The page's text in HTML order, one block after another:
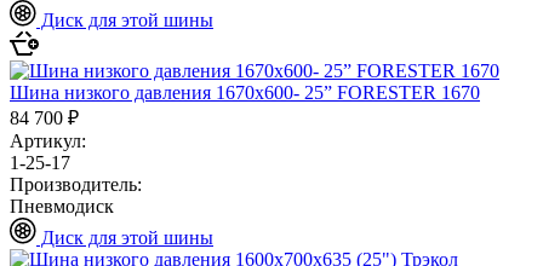
Диск для этой шины
Шина низкого давления 1670х600- 25” FORESTER 1670
84 700 ₽
Артикул:
1-25-17
Производитель:
Пневмодиск
Диск для этой шины